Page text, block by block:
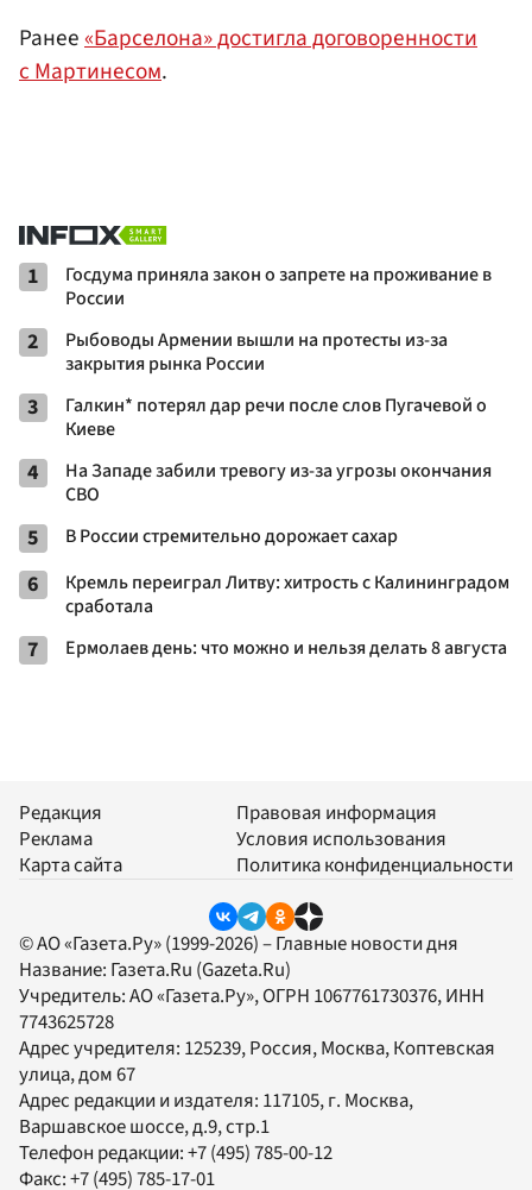
Ранее«Барселона» достигла договоренности
с Мартинесом.
1
Госдума приняла закон о запрете на проживание в
России
2
Рыбоводы Армении вышли на протесты из-за
закрытия рынка России
3
Галкин* потерял дар речи после слов Пугачевой о
Киеве
4
На Западе забили тревогу из-за угрозы окончания
СВО
5 В России стремительно дорожает сахар
6
Кремль переиграл Литву: хитрость с Калининградом
сработала
7 Ермолаев день: что можно и нельзя делать 8 августа
Редакция
Реклама
Карта сайта
Правовая информация
Условия использования
Политика конфиденциальности
© АО «Газета.Ру» (1999-2026) – Главные новости дня
Название: Газета.Ru (Gazeta.Ru)
Учредитель:АО «Газета.Ру», ОГРН 1067761730376, ИНН
7743625728
Адрес учредителя: 125239, Россия, Москва, Коптевская
улица, дом 67
Адрес редакции и издателя: 117105, г. Москва,
Варшавское шоссе, д.9, стр.1
Телефон редакции:+7 (495) 785-00-12
Факс:+7 (495) 785-17-01